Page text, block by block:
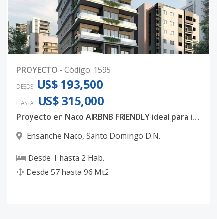
PROYECTO - Código: 1595
DESDE US$ 193,500
HASTA US$ 315,000
Proyecto en Naco AIRBNB FRIENDLY ideal para inversión.
Ensanche Naco, Santo Domingo D.N.
Desde 1 hasta 2 Hab.
Desde 57 hasta 96 Mt2